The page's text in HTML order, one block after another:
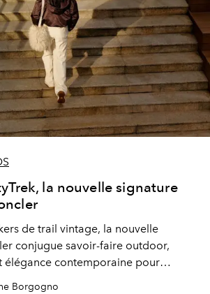
la nouvelle signature
de trail vintage, la nouvelle
conjugue savoir-faire outdoor,
élégance contemporaine pour
du quotidien.
Borgogno